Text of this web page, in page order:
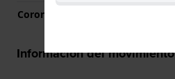
Corona
Información del movimiento